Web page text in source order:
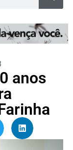
anos